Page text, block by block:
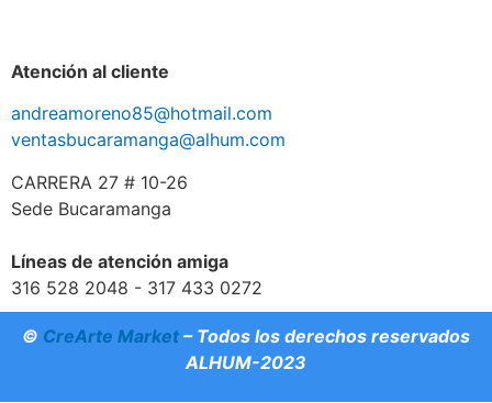
Atención al cliente
andreamoreno85@hotmail.com
ventasbucaramanga@alhum.com
CARRERA 27 # 10-26
Sede Bucaramanga
Líneas de atención amiga
316 528 2048 - 317 433 0272
© CreArte Market – Todos los derechos reservados
ALHUM-2023